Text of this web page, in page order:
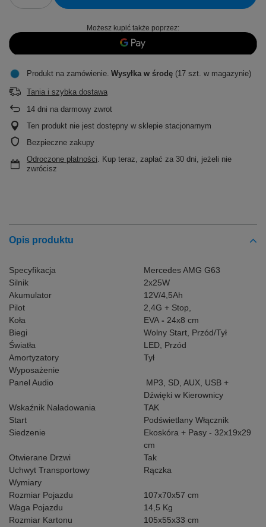
Możesz kupić także poprzez:
Produkt na zamówienie Wysyłka w środę (17 szt. w magazynie)
Tania i szybka dostawa
14 dni na darmowy zwrot
Ten produkt nie jest dostępny w sklepie stacjonarnym
Bezpieczne zakupy
Odroczone płatności. Kup teraz, zapłać za 30 dni, jeżeli nie
zwrócisz
Opis produktu
Specyfikacja
Mercedes AMG G63
Silnik
2x25W
Akumulator
12V/4,5Ah
Pilot
2,4G + Stop,
Koła
EVA - 24x8 cm
Biegi
Wolny Start, Przód/Tył
Światła
LED, Przód
Amortyzatory
Tył
Wyposażenie
Panel Audio
MP3, SD, AUX, USB +
Dźwięki w Kierownicy
Wskaźnik Naładowania
TAK
Start
Podświetlany Włącznik
Siedzenie
Ekoskóra + Pasy - 32x19x29
cm
Otwierane Drzwi
Tak
Uchwyt Transportowy
Rączka
Wymiary
Rozmiar Pojazdu
107x70x57 cm
Waga Pojazdu
14,5 Kg
Rozmiar Kartonu
105x55x33 cm